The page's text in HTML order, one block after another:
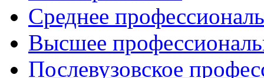
Среднее
Высшее
Послевузовское